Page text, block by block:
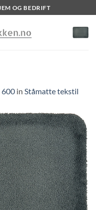
OG BEDRIFT
600 in Ståmatte tekstil